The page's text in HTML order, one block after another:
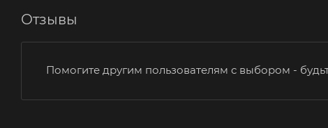
Отзывы
Помогите другим пользователям с выбором -